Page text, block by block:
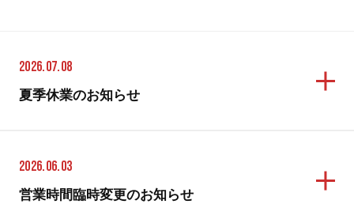
2026.07.08
夏季休業のお知らせ
2026.06.03
営業時間臨時変更のお知らせ